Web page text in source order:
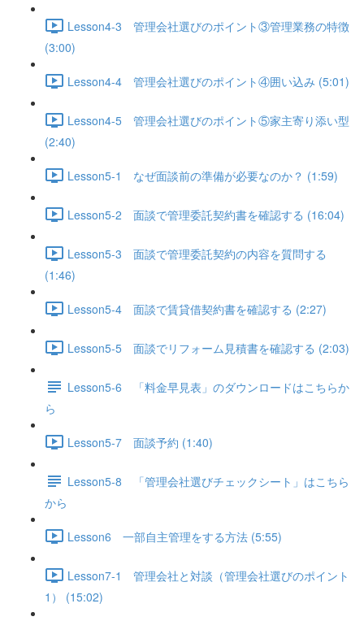
Lesson4-3 管理会社選びのポイント③管理業務の特徴
(3:00)
Lesson4-4 管理会社選びのポイント④囲い込み (5:01)
Lesson4-5 管理会社選びのポイント⑤家主寄り添い型
(2:40)
Lesson5-1 なぜ面談前の準備が必要なのか？ (1:59)
Lesson5-2 面談で管理委託契約書を確認する (16:04)
Lesson5-3 面談で管理委託契約の内容を質問する
(1:46)
Lesson5-4 面談で賃貸借契約書を確認する (2:27)
Lesson5-5 面談でリフォーム見積書を確認する (2:03)
Lesson5-6 「料金早見表」のダウンロードはこちらか
ら
Lesson5-7 面談予約 (1:40)
Lesson5-8 「管理会社選びチェックシート」はこちら
から
Lesson6 一部自主管理をする方法 (5:55)
Lesson7-1 管理会社と対談（管理会社選びのポイント
1） (15:02)